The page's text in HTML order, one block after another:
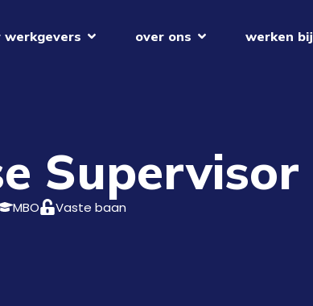
werkgevers over ons werken bij
Supervisor
MBO Vaste baan